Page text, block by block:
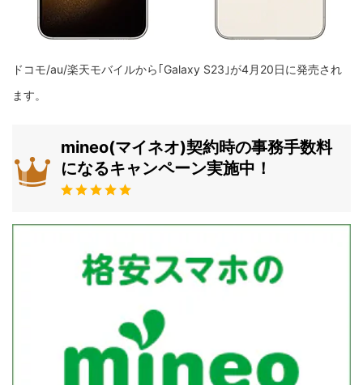
ドコモ/au/楽天モバイルから｢Galaxy S23｣が4月20日に発売され
ます。
mineo(マイネオ)契約時の事務手数料
になるキャンペーン実施中！